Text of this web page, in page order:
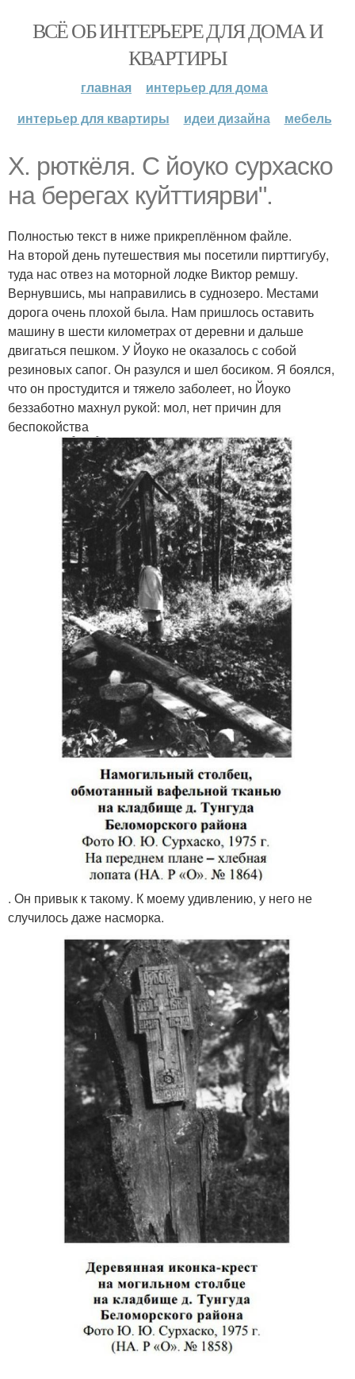
ВСЁ ОБ ИНТЕРЬЕРЕ ДЛЯ ДОМА И
КВАРТИРЫ
главная
интерьер для дома
интерьер для квартиры
идеи дизайна мебель
Х. рюткёля. С йоуко сурхаско
на берегах куйттиярви".
Полностью текст в ниже прикреплённом файле.
На второй день путешествия мы посетили пирттигубу,
туда нас отвез на моторной лодке Виктор ремшу.
Вернувшись, мы направились в суднозеро. Местами
дорога очень плохой была. Нам пришлось оставить
машину в шести километрах от деревни и дальше
двигаться пешком. У Йоуко не оказалось с собой
резиновых сапог. Он разулся и шел босиком. Я боялся,
что он простудится и тяжело заболеет, но Йоуко
беззаботно махнул рукой: мол, нет причин для
беспокойства
. Он привык к такому. К моему удивлению, у него не
случилось даже насморка.